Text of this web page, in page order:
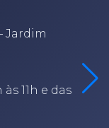
Jardim
11h e das